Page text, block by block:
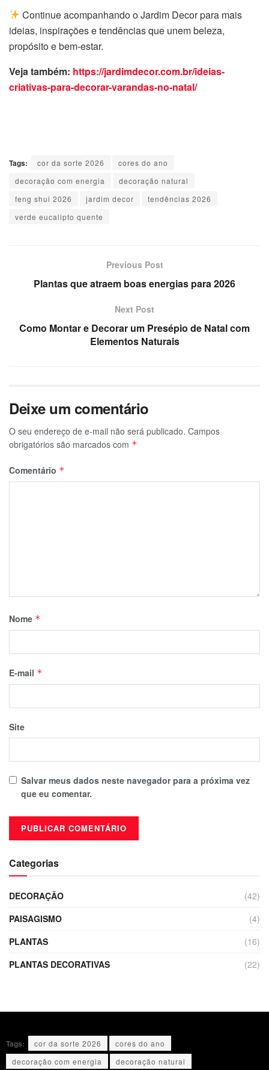
Continue acompanhando o Jardim Decor para mais
ideias, inspirações e tendências que unem beleza,
propósito e bem-estar.
Veja também: https://jardimdecor.com.br/ideias-
criativas-para-decorar-varandas-no-natal/
Tags: cor da sorte 2026
cores do ano
decoração com energia
decoração natural
feng shui 2026
jardim decor
tendências 2026
verde eucalipto quente
Previous Post
Plantas que atraem boas energias para 2026
Next Post
Como Montar e Decorar um Presépio de Natal com
Elementos Naturais
Deixe um comentário
O seu endereço de e-mail não será publicado. Campos
obrigatórios são marcados com *
Comentário *
Nome *
E-mail *
Site
Salvar meus dados neste navegador para a próxima vez
que eu comentar.
Categorias
DECORAÇÃO
(42)
PAISAGISMO
(4)
PLANTAS
(16)
PLANTAS DECORATIVAS
(22)
Tags: cor da sorte 2026
cores do ano
decoração com energia
decoração natural